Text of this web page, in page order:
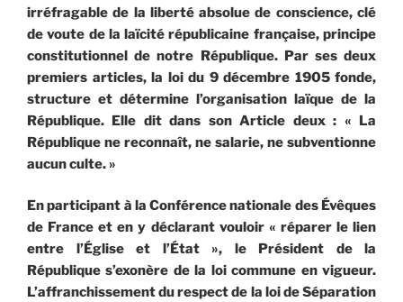
irréfragable de la liberté absolue de conscience, clé
de voute de la laïcité républicaine française, principe
constitutionnel de notre République. Par ses deux
premiers articles, la loi du 9 décembre 1905 fonde,
structure et détermine l’organisation laïque de la
République. Elle dit dans son Article deux : « La
République ne reconnaît, ne salarie, ne subventionne
aucun culte. »
En participant à la Conférence nationale des Évêques
de France et en y déclarant vouloir « réparer le lien
entre l’Église et l’État », le Président de la
République s’exonère de la loi commune en vigueur.
L’affranchissement du respect de la loi de Séparation